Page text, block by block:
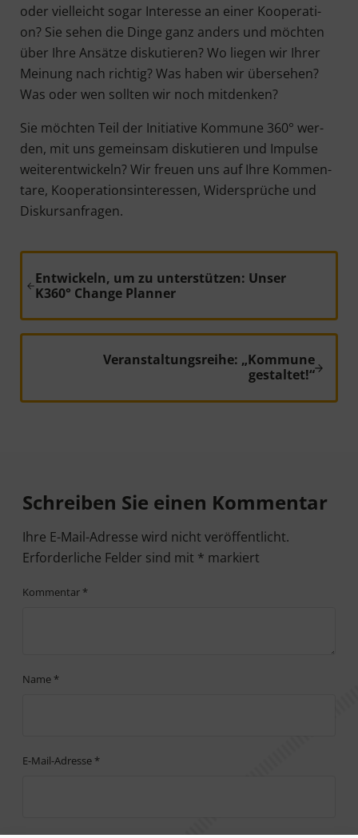
oder viel­leicht sogar Inter­es­se an einer Koope­ra­ti­
on? Sie sehen die Din­ge ganz anders und möch­ten
über Ihre Ansät­ze dis­ku­tie­ren? Wo lie­gen wir Ihrer
Mei­nung nach rich­tig? Was haben wir über­se­hen?
Was oder wen soll­ten wir noch mitdenken?
Sie möch­ten Teil der Initia­ti­ve Kom­mu­ne 360° wer­
den, mit uns gemein­sam dis­ku­tie­ren und Impul­se
wei­ter­ent­wi­ckeln? Wir freu­en uns auf Ihre Kom­men­
ta­re, Koope­ra­ti­ons­in­ter­es­sen, Wider­sprü­che und
Diskursanfragen.
Entwickeln, um zu unterstützen: Unser
K360° Change Planner
Veranstaltungsreihe: „Kommune
gestaltet!“
Schreiben Sie einen Kommentar
Ihre E-Mail-Adresse wird nicht veröffentlicht.
Erforderliche Felder sind mit * markiert
Kommentar *
Name *
E-Mail-Adresse *